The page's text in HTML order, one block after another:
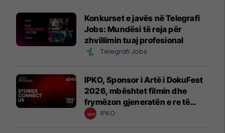
Konkurset e javës në Telegrafi
Jobs: Mundësi të reja për
zhvillimin tuaj profesional
Telegrafi Jobs
IPKO, Sponsor i Artë i DokuFest
2026, mbështet filmin dhe
frymëzon gjeneratën e re të
krijuesve
IPKO